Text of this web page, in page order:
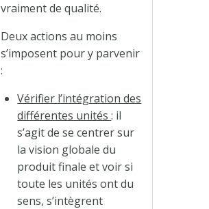
vraiment de qualité.
Deux actions au moins
s’imposent pour y parvenir
:
Vérifier l’intégration des
différentes unités: il
s’agit de se centrer sur
la vision globale du
produit finale et voir si
toute les unités ont du
sens, s’intègrent